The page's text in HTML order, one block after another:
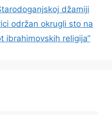
džamiji
održan okrugli sto na
ibrahimovskih religija“